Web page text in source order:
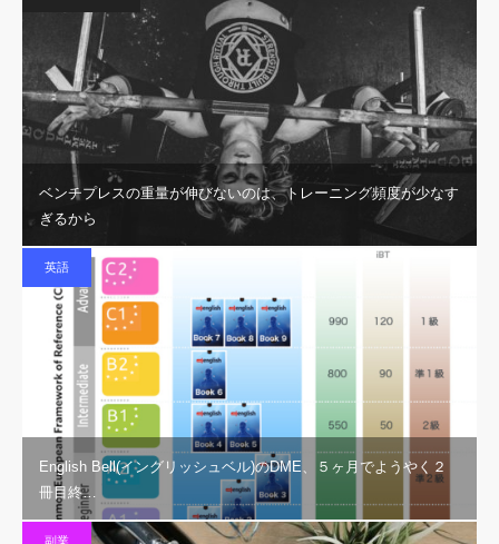
ベンチプレスの重量が伸びないのは、トレーニング頻度が少なす
ぎるから
英語
English Bell(イングリッシュベル)のDME、５ヶ月でようやく２
冊目終…
副業